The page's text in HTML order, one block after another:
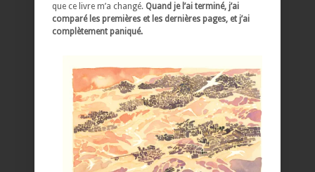
que ce livre m’a changé. Quand je l’ai terminé, j’ai
comparé les premières et les dernières pages, et j’ai
complètement paniqué.